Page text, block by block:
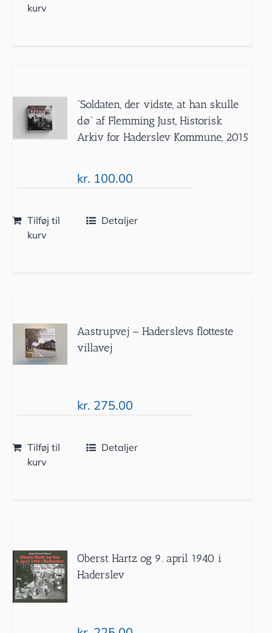
kurv
”Soldaten, der vidste, at han skulle
dø” af Flemming Just, Historisk
Arkiv for Haderslev Kommune, 2015
kr. 100.00
Tilføj til
kurv
Detaljer
Aastrupvej – Haderslevs flotteste
villavej
kr. 275.00
Tilføj til
kurv
Detaljer
Oberst Hartz og 9. april 1940 i
Haderslev